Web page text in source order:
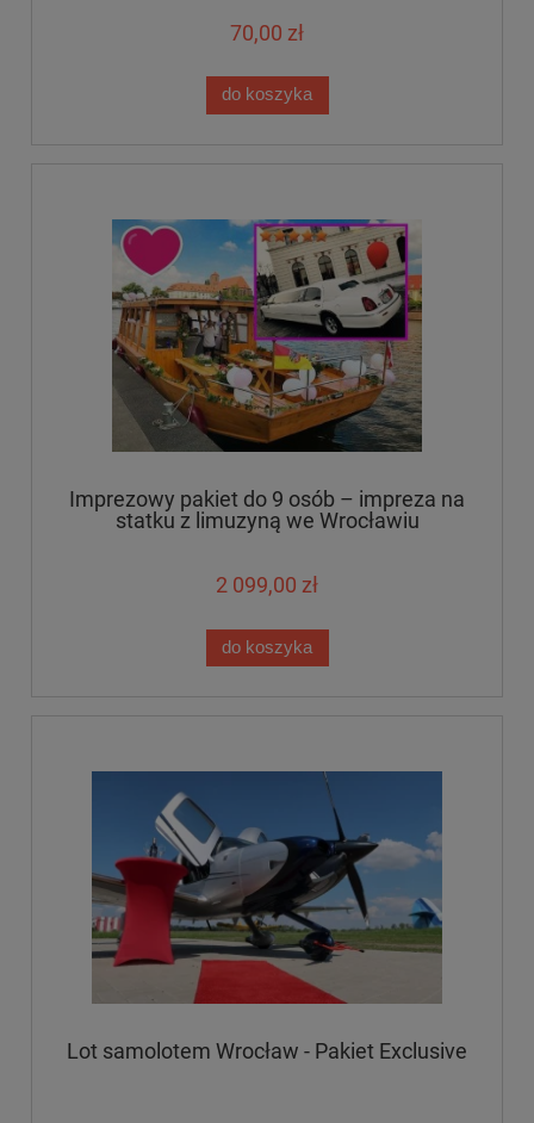
70,00 zł
do koszyka
Imprezowy pakiet do 9 osób – impreza na
statku z limuzyną we Wrocławiu
2 099,00 zł
do koszyka
Lot samolotem Wrocław - Pakiet Exclusive